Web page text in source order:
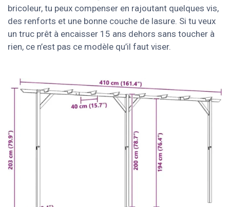
bricoleur, tu peux compenser en rajoutant quelques vis,
des renforts et une bonne couche de lasure. Si tu veux
un truc prêt à encaisser 15 ans dehors sans toucher à
rien, ce n’est pas ce modèle qu’il faut viser.